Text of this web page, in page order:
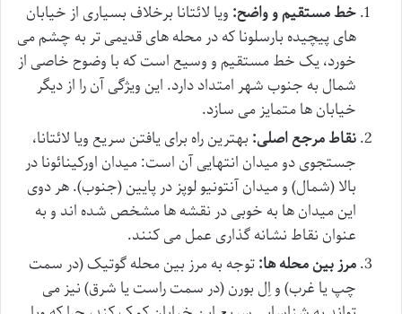
خط مستقیم و واضح: ویا لائتانا برخلاف بسیاری از خیابان
های پیچیده بارسلونا که در محله های قدیمی تر به چشم می
خورد، یک خط مستقیم و وسیع است که با وضوح خاصی از
شمال به جنوب شهر امتداد دارد. این ویژگی آن را از دیگر
خیابان ها متمایز می سازد.
نقاط مرجع اصلی: بهترین راه برای یافتن سریع ویا لائتانا،
جستجوی دو میدان انتهایی آن است: میدان اورکینائونا در
بالا (شمال) و میدان آنتونیو لوپز در پایین (جنوب). هر دوی
این میدان ها به خوبی در نقشه ها مشخص شده اند و به
عنوان نقاط نشانه گذاری عمل می کنند.
مرز بین محله ها:توجه به مرز بین محله گوتیک (در سمت
چپ یا غرب) و اِل بورن (در سمت راست یا شرق) نیز می